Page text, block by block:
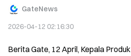
GateNews
2026-04-12 02:16:30
Berita Gate, 12 April, Kepala